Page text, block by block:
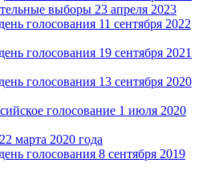
выборы 23 апреля 2023
голосования 11 сентября 2022
голосования 19 сентября 2021
голосования 13 сентября 2020
голосование 1 июля 2020
марта 2020 года
голосования 8 сентября 2019